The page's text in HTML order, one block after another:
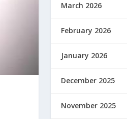
March 2026
February 2026
January 2026
December 2025
November 2025